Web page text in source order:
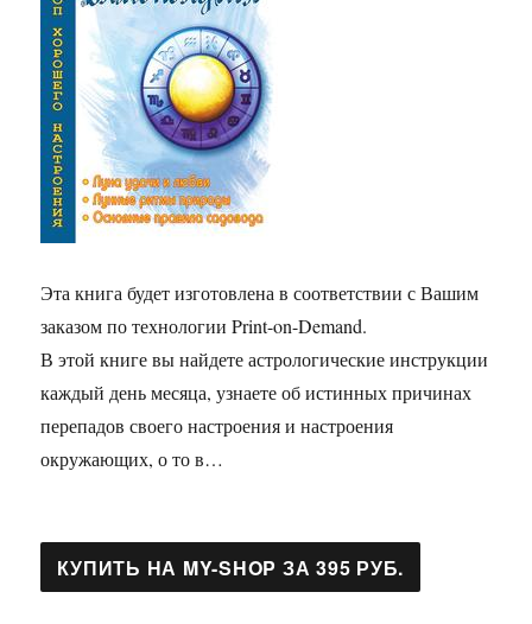
Эта книга будет изготовлена в соответствии с Вашим
заказом по технологии Print-on-Demand.
В этой книге вы найдете астрологические инструкции
каждый день месяца, узнаете об истинных причинах
перепадов своего настроения и настроения
окружающих, о то в…